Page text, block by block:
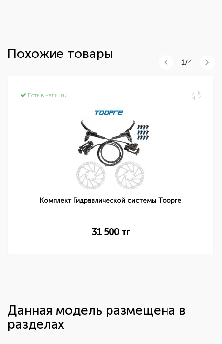
Похожие товары
Есть в наличии
Комплект Гидравлической системы Toopre
31 500тг
1/4
Данная модель размещена в
разделах